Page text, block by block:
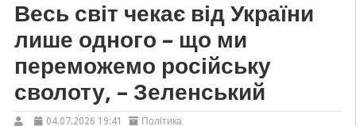
Весь світ чекає від України
лише одного – що ми
переможемо російську
сволоту, – Зеленський
04.07.2026 19:41 Політика